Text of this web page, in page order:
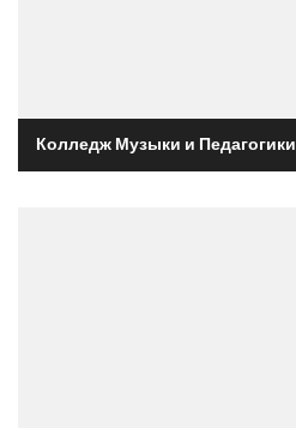
Колледж Музыки и Педагогики